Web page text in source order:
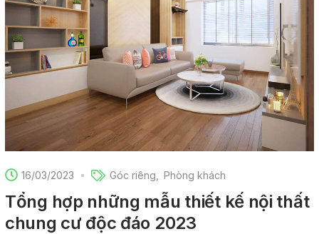
16/03/2023 Góc riêng Phòng khách
Tổng hợp những mẫu thiết kế nội thất
chung cư độc đáo 2023